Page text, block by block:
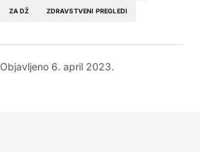
ZA DŽ ZDRAVSTVENI PREGLEDI
Objavljeno 6. april 2023.